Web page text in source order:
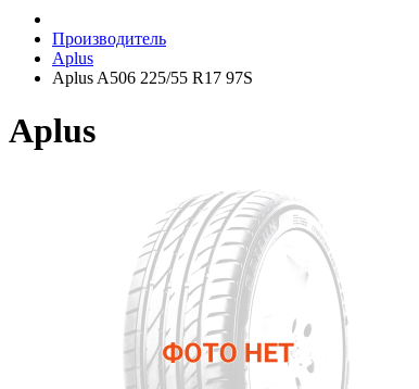
Производитель
Aplus
Aplus A506 225/55 R17 97S
Aplus